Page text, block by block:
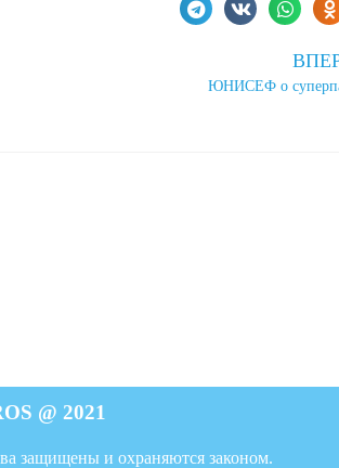
ЮНИСЕФ о
@ 2021
защищены и охраняются законом.